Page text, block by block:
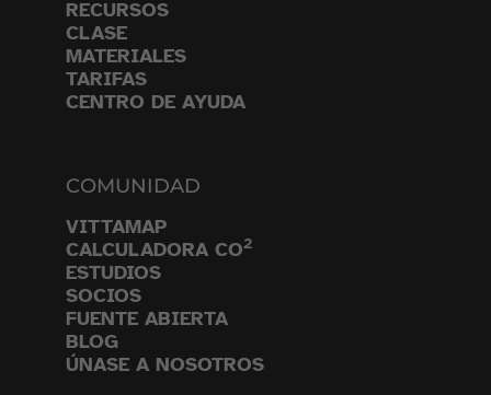
RECURSOS
CLASE
MATERIALES
TARIFAS
CENTRO DE AYUDA
COMUNIDAD
VITTAMAP
CALCULADORA CO2
ESTUDIOS
SOCIOS
FUENTE ABIERTA
BLOG
ÚNASE A NOSOTROS